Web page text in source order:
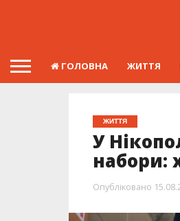
ГОЛОВНА ЖИТТЯ
ЖИТТЯ
У
набори:
Опубліковано